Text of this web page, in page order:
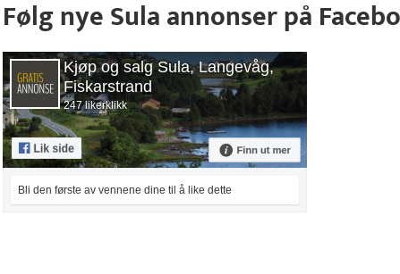
Følg nye Sula annonser på
Kjøp og salg Sula, Langevåg,
Fiskarstrand
247 likerklikk
Bli den første av vennene dine til å like dette